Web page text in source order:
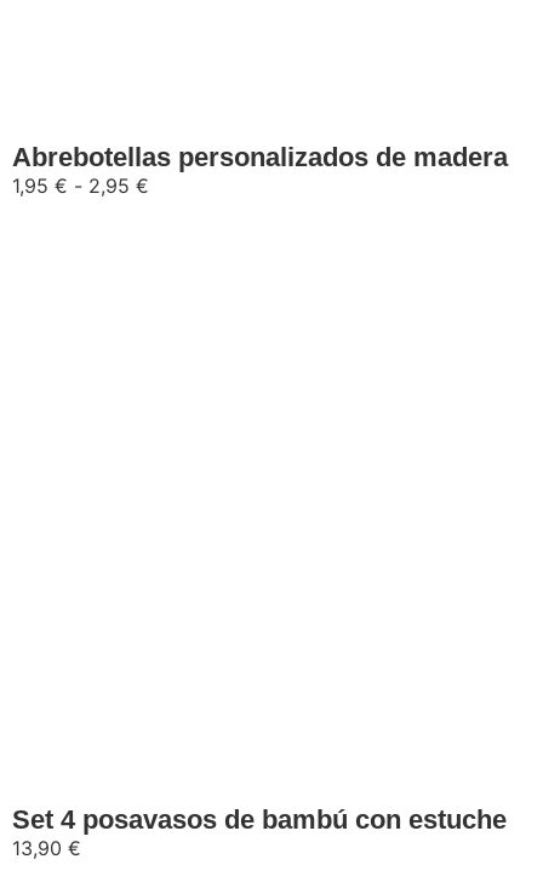
Abrebotellas personalizados de madera
1,95 € - 2,95 €
Set 4 posavasos de bambú con estuche
13,90 €